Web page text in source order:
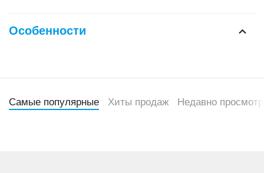
Особенности
Самые популярные Хиты продаж Недавно